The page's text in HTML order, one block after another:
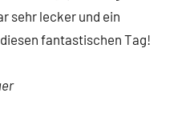
sehr lecker und ein
fantastischen Tag!